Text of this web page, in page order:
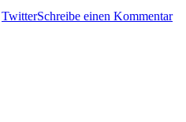
TwitterSchreibe einen KommentarEva